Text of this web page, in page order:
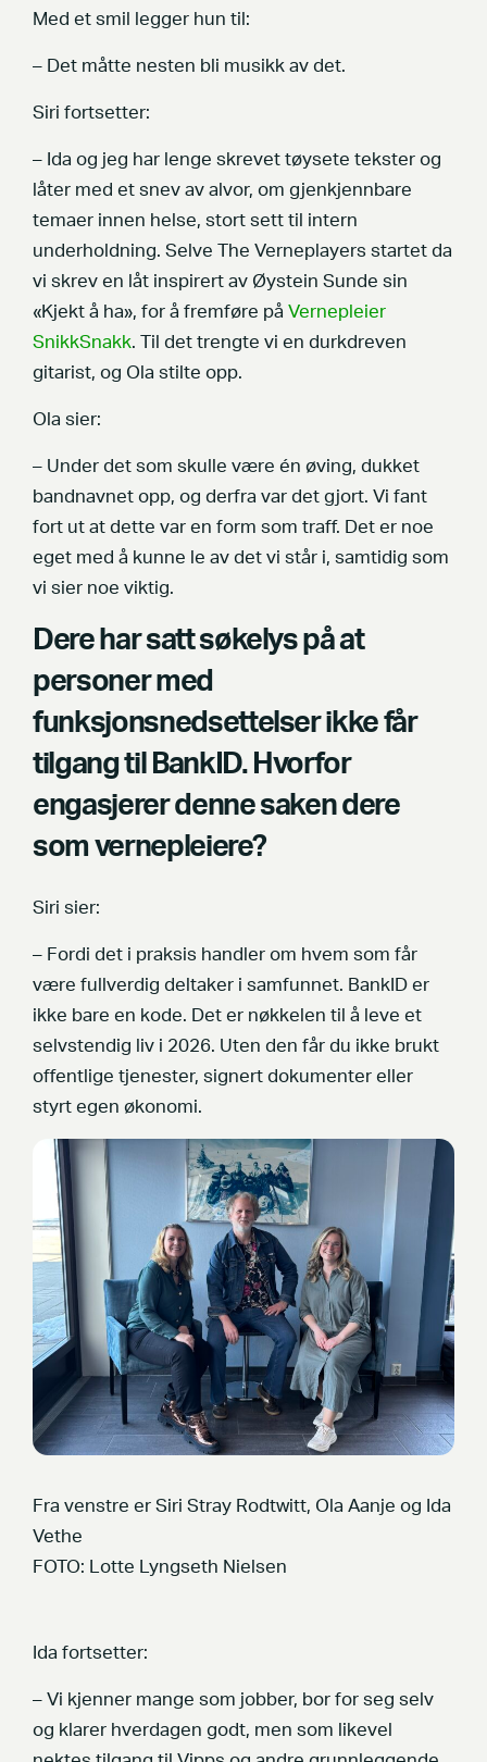
Med et smil legger hun til:
– Det måtte nesten bli musikk av det.
Siri fortsetter:
– Ida og jeg har lenge skrevet tøysete tekster og
låter med et snev av alvor, om gjenkjennbare
temaer innen helse, stort sett til intern
underholdning. Selve The Verneplayers startet da
vi skrev en låt inspirert av Øystein Sunde sin
«Kjekt å ha», for å fremføre på Vernepleier
SnikkSnakk. Til det trengte vi en durkdreven
gitarist, og Ola stilte opp.
Ola sier:
– Under det som skulle være én øving, dukket
bandnavnet opp, og derfra var det gjort. Vi fant
fort ut at dette var en form som traff. Det er noe
eget med å kunne le av det vi står i, samtidig som
vi sier noe viktig.
Dere har satt søkelys på at
personer med
funksjonsnedsettelser ikke får
tilgang til BankID. Hvorfor
engasjerer denne saken dere
som vernepleiere?
Siri sier:
– Fordi det i praksis handler om hvem som får
være fullverdig deltaker i samfunnet. BankID er
ikke bare en kode. Det er nøkkelen til å leve et
selvstendig liv i 2026. Uten den får du ikke brukt
offentlige tjenester, signert dokumenter eller
styrt egen økonomi.
Fra venstre er Siri Stray Rodtwitt, Ola Aanje og Ida
Vethe
FOTO: Lotte Lyngseth Nielsen
Ida fortsetter:
– Vi kjenner mange som jobber, bor for seg selv
og klarer hverdagen godt, men som likevel